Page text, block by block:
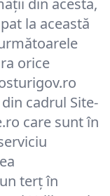
din acesta,
la această
orice
cadrul Site-
care sunt în
terţ în